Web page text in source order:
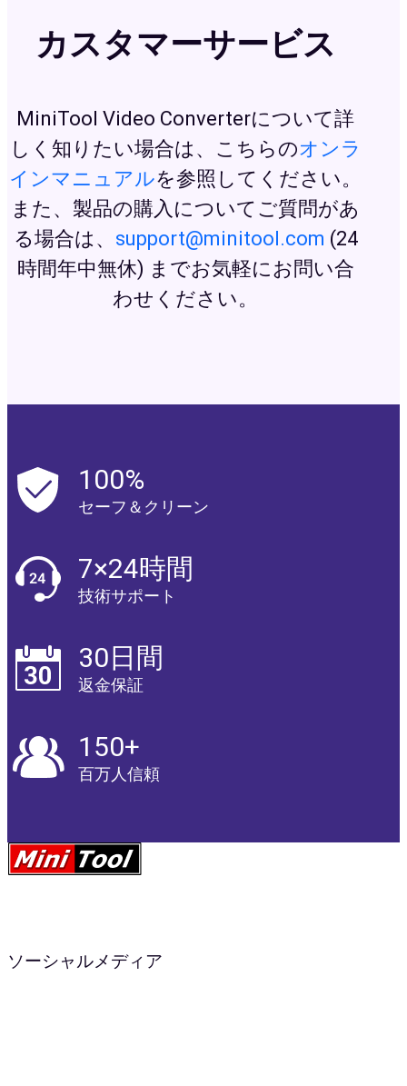
カスタマーサービス
MiniTool Video Converterについて詳
しく知りたい場合は、こちらのオンラ
インマニュアルを参照してください。
また、製品の購入についてご質問があ
る場合は、 support@minitool.com (24
時間年中無休) までお気軽にお問い合
わせください。
100%
セーフ＆クリーン
7×24時間
技術サポート
30日間
返金保証
150+
百万人信頼
ソーシャルメディア